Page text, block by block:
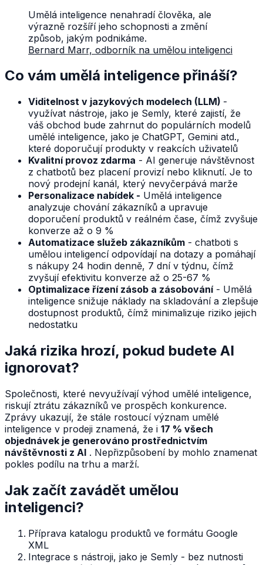
Umělá inteligence nenahradí člověka, ale
výrazně rozšíří jeho schopnosti a změní
způsob, jakým podnikáme.
Bernard Marr, odborník na umělou inteligenci
Co vám umělá inteligence přináší?
Viditelnost v jazykových modelech (LLM) -
využívat nástroje, jako je Semly, které zajistí, že
váš obchod bude zahrnut do populárních modelů
umělé inteligence, jako je ChatGPT, Gemini atd.,
které doporučují produkty v reakcích uživatelů
Kvalitní provoz zdarma - AI generuje návštěvnost
z chatbotů bez placení provizí nebo kliknutí. Je to
nový prodejní kanál, který nevyčerpává marže
Personalizace nabídek - Umělá inteligence
analyzuje chování zákazníků a upravuje
doporučení produktů v reálném čase, čímž zvyšuje
konverze až o 9 %
Automatizace služeb zákazníkům - chatboti s
umělou inteligencí odpovídají na dotazy a pomáhají
s nákupy 24 hodin denně, 7 dní v týdnu, čímž
zvyšují efektivitu konverze až o 25-67 %
Optimalizace řízení zásob a zásobování- Umělá
inteligence snižuje náklady na skladování a zlepšuje
dostupnost produktů, čímž minimalizuje riziko jejich
nedostatku
Jaká rizika hrozí, pokud budete AI
ignorovat?
Společnosti, které nevyužívají výhod umělé inteligence,
riskují ztrátu zákazníků ve prospěch konkurence.
Zprávy ukazují, že stále rostoucí význam umělé
inteligence v prodeji znamená, že i 17 % všech
objednávek je generováno prostřednictvím
návštěvnosti z AI . Nepřizpůsobení by mohlo znamenat
pokles podílu na trhu a marží.
Jak začít zavádět umělou
inteligenci?
Příprava katalogu produktů ve formátu Google
XML
Integrace s nástroji, jako je Semly - bez nutnosti